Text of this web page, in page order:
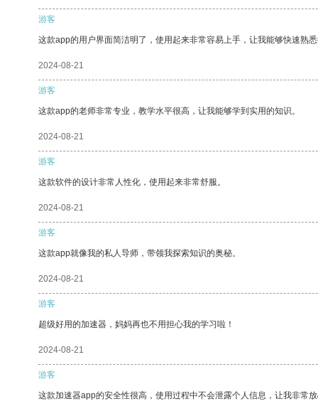
游客
这款app的用户界面简洁明了，使用起来非常容易上手，让我能够快速熟
2024-08-21
游客
这款app的老师非常专业，教学水平很高，让我能够学到实用的知识。
2024-08-21
游客
这款软件的设计非常人性化，使用起来非常舒服。
2024-08-21
游客
这款app就像我的私人导师，带领我探索知识的奥秘。
2024-08-21
游客
超级好用的加速器，妈妈再也不用担心我的学习啦！
2024-08-21
游客
这款加速器app的安全性很高，使用过程中不会泄露个人信息，让我非常